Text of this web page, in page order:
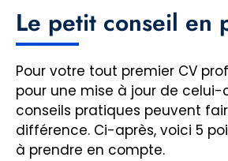
Le petit conseil en
Pour votre tout premier CV
pour une mise à jour de celui-
conseils pratiques peuvent
différence. Ci-après, voici 5
à prendre en compte.